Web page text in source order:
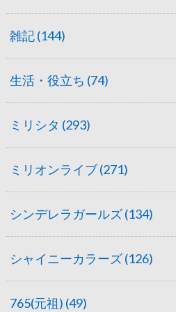
雑記(144)
生活・役立ち (74)
ミリシタ (293)
ミリオンライブ(271)
シンデレラガールズ(134)
シャイニーカラーズ(126)
765(元祖) (49)